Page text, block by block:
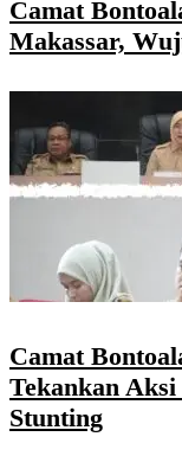
Camat
Makassar,
Camat
Tekankan
Stunting